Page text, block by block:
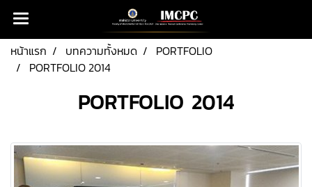
หน้าแรก บทความทั้งหมด
PORTFOLIO
PORTFOLIO 2014
PORTFOLIO 2014